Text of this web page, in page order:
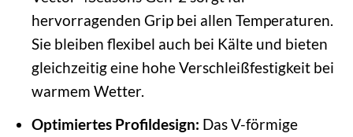
hervorragenden Grip bei allen Temperaturen.
Sie bleiben flexibel auch bei Kälte und bieten
gleichzeitig eine hohe Verschleißfestigkeit bei
warmem Wetter.
Optimiertes Profildesign: Das V-förmige